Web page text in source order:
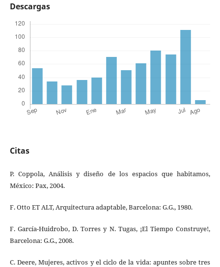
Descargas
Citas
P. Coppola, Análisis y diseño de los espacios que habitamos,
México: Pax, 2004.
F. Otto ET ALT, Arquitectura adaptable, Barcelona: G.G., 1980.
F. García-Huidrobo, D. Torres y N. Tugas, ¡El Tiempo Construye!,
Barcelona: G.G., 2008.
C. Deere, Mujeres, activos y el ciclo de la vida: apuntes sobre tres